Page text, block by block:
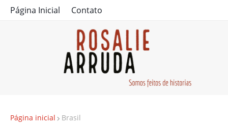
Página Inicial Contato
Página inicial Brasil